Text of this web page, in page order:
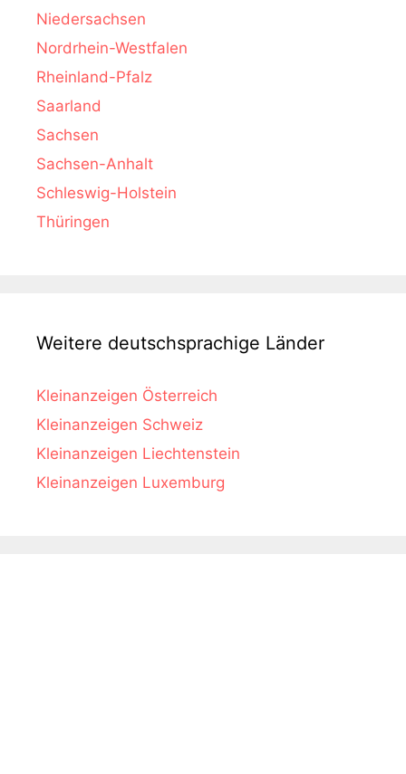
Niedersachsen
Nordrhein-Westfalen
Rheinland-Pfalz
Saarland
Sachsen
Sachsen-Anhalt
Schleswig-Holstein
Thüringen
Weitere deutschsprachige Länder
Kleinanzeigen Österreich
Kleinanzeigen Schweiz
Kleinanzeigen Liechtenstein
Kleinanzeigen Luxemburg